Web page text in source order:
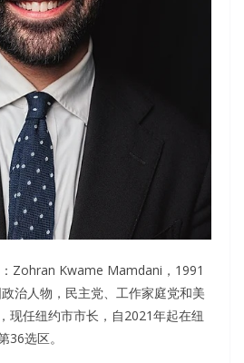
Zohran Kwame Mamdani，1991
治人物，民主党、工作家庭党和美
现任纽约市市长，自2021年起在纽
36选区。